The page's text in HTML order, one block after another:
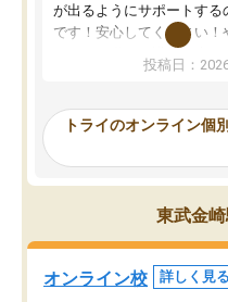
が出るようにサポートする
です！安心してください！
ないのは私たち講師の責任
ってくださり、確かに！
ったんですが、学生の先生
み、徐々に成績が上がった
思っていました。何が今足
を的確に指導いただき、
くりするほど楽しんでや
塾を受けています。狙い通
つ成績も上がり、苦手意識
てきたので、さらに苦手な
投稿日：
トライのオンライン個
東武金
オンライン校 詳しく見る